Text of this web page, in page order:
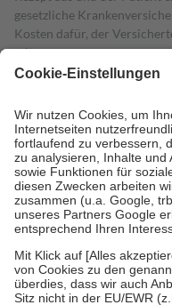
gesetzliche
Kosten dafür, der
mit.
Grundsätzlich leisten
höchstens zehn Euro.
Es
Kosten der Leistung zu
Diese Regeln gelten
Bei Heilmitteln und
Zuzahlung zehn Prozent
Verordnung.
Um das Engagement der
stärken und die besondere
fallenkeine Zuzahlungenan
• Kindern und
mit Ausnahme der